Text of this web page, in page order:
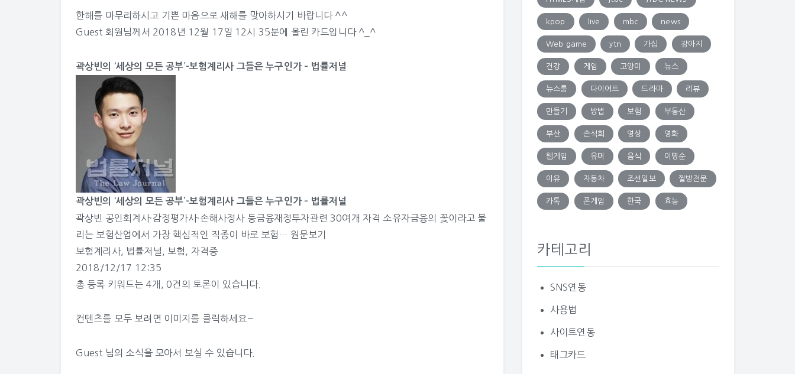
한해를 마무리하시고 기쁜 마음으로 새해를 맞아하시기 바랍니다 ^^
Guest 회원님께서 2018년 12월 17일 12시 35분에 올린 카드입니다 ^_^
곽상빈의 ‘세상의 모든 공부’-보험계리사 그들은 누구인가 – 법률저널
곽상빈의 ‘세상의 모든 공부’-보험계리사 그들은 누구인가 – 법률저널
곽상빈 공인회계사·감정평가사·손해사정사 등금융재정투자관련 30여개 자격 소유자금융의 꽃이라고 불
리는 보험산업에서 가장 핵심적인 직종이 바로 보험… 원문보기
보험계리사, 법률저널 보험
자격증
2018/12/17 12:35
총 등록 키워드는 4개 ,0건 의 토론이 있습니다.
컨텐츠를 모두 보려면 이미지를 클릭하세요~
Guest 님의 소식을 모아서 보실 수 있습니다.
kpop live mbc news
Web game ytn 가십 강아지
건강 게임 고양이 뉴스
뉴스룸 다이어트 드라마 리뷰
만들기 방법 보험 부동산
부산 손석희 영상 영화
웹게임 유머 음식 이명순
이유 자동차 조선일보 짤방전문
카톡 폰게임 한국 효능
카테고리
SNS연동
사용법
사이트연동
태그카드